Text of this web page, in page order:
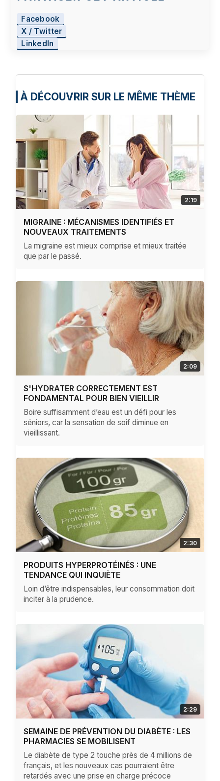
Facebook
X / Twitter
LinkedIn
À DÉCOUVRIR SUR LE MÊME THÈME
2:19
MIGRAINE : MÉCANISMES IDENTIFIÉS ET
NOUVEAUX TRAITEMENTS
La migraine est mieux comprise et mieux traitée
que par le passé.
2:09
S'HYDRATER CORRECTEMENT EST
FONDAMENTAL POUR BIEN VIEILLIR
Boire suffisamment d’eau est un défi pour les
séniors, car la sensation de soif diminue en
vieillissant.
2:30
PRODUITS HYPERPROTÉINÉS : UNE
TENDANCE QUI INQUIÈTE
Loin d’être indispensables, leur consommation doit
inciter à la prudence.
2:29
SEMAINE DE PRÉVENTION DU DIABÈTE : LES
PHARMACIES SE MOBILISENT
Le diabète de type 2 touche près de 4 millions de
français, et les nouveaux cas pourraient être
retardés avec une prise en charge précoce